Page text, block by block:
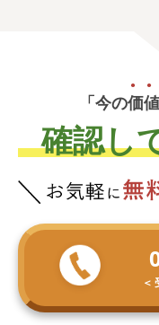
「今の価値
確認し
＜